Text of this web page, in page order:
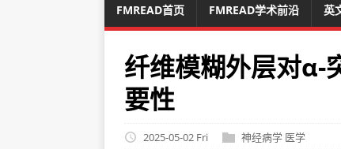
FMREAD首页 FMREAD学术前沿 英
纤维模糊外层对α-
要性
2025-05-02 Fri 神经病学 医学